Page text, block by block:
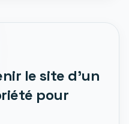
le site d'un
pour